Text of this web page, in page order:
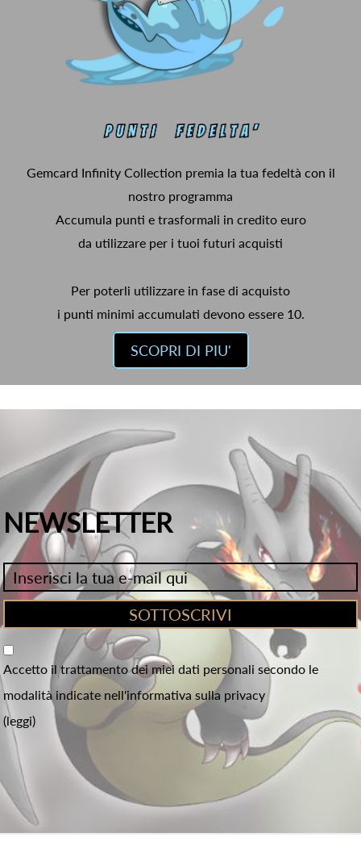
Gemcard Infinity Collection premia la tua fedeltà con il
nostro programma
Accumula punti e trasformali in credito euro
da utilizzare per i tuoi futuri acquisti
Per poterli utilizzare in fase di acquisto
i punti minimi accumulati devono essere 10.
SCOPRI DI PIU'
NEWSLETTER
Accetto il trattamento dei miei dati personali secondo le
modalità indicate nell'informativa sulla privacy
(leggi)